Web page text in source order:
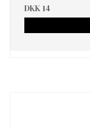
DKK 14